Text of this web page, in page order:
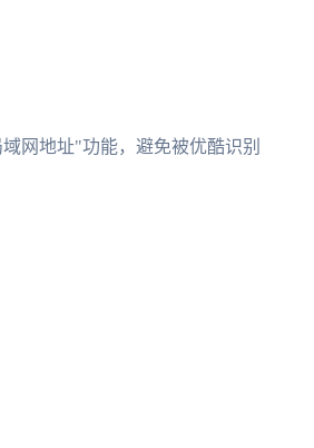
网地址"功能，避免被优酷识别